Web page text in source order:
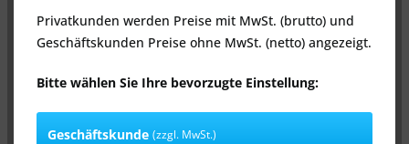
Privatkunden werden Preise mit MwSt. (brutto) und
Geschäftskunden Preise ohne MwSt. (netto) angezeigt.
Bitte wählen Sie Ihre bevorzugte Einstellung:
Geschäftskunde (zzgl. MwSt.)